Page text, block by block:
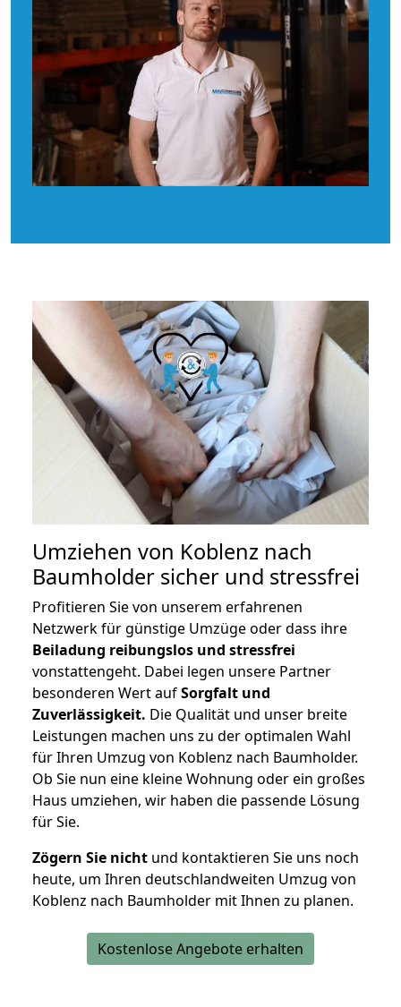
Umziehen von Koblenz nach
Baumholder sicher und stressfrei
Profitieren Sie von unserem erfahrenen
Netzwerk für günstige Umzüge oder dass ihre
Beiladung reibungslos und stressfrei
vonstattengeht. Dabei legen unsere Partner
besonderen Wert aufSorgfalt und
Zuverlässigkeit. Die Qualität und unser breite
Leistungen machen uns zu der optimalen Wahl
für Ihren Umzug von Koblenz nach Baumholder.
Ob Sie nun eine kleine Wohnung oder ein großes
Haus umziehen, wir haben die passende Lösung
für Sie.
Zögern Sie nicht und kontaktieren Sie uns noch
heute, um Ihren deutschlandweiten Umzug von
Koblenz nach Baumholder mit Ihnen zu planen.
Kostenlose Angebote erhalten